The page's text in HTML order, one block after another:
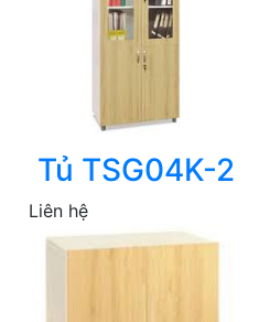
Tủ TSG04K-2
Liên hệ